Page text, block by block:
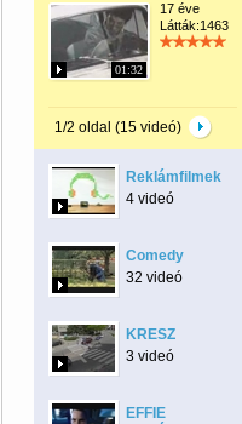
01:32
17 éve
Látták:1463
1/2 oldal (15 videó)
Reklámfilmek
4 videó
Comedy
32 videó
KRESZ
3 videó
EFFIE